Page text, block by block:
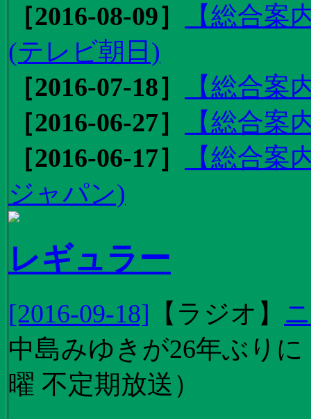
［2016-08-09］
【総合
(テレビ朝日)
［2016-07-18］
【総合案
［2016-06-27］
【総合案
［2016-06-17］
【総合
ジャパン)
レギュラー
[2016-09-18] 【 ラジオ 】
中島みゆきが26年ぶり
曜 不定期放送）